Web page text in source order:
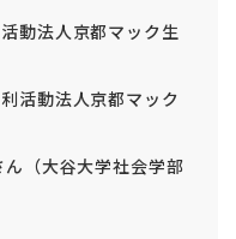
動法人京都マック生
活動法人京都マック
ん（大谷大学社会学部